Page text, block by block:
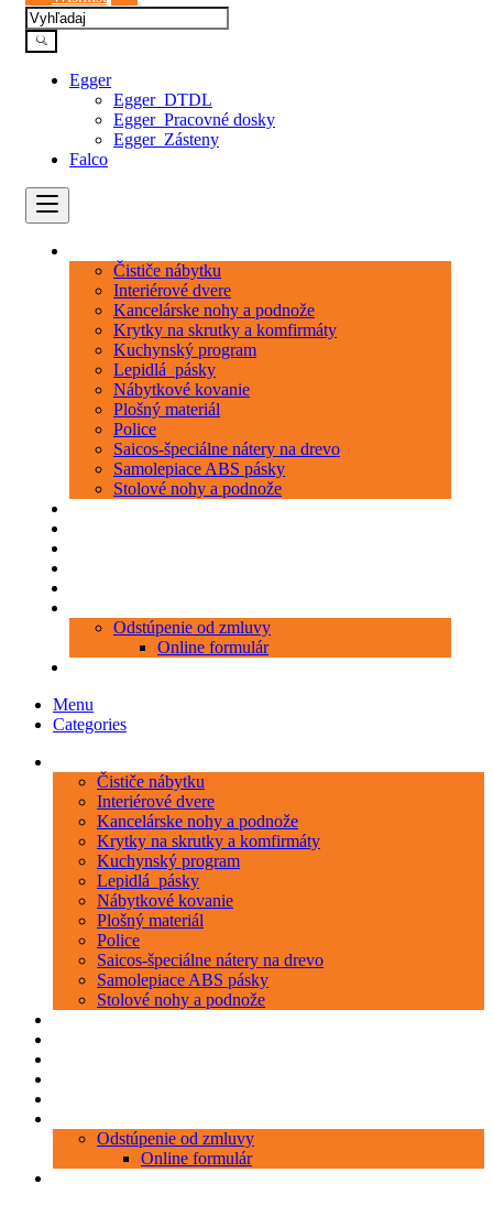
Egger
Egger_DTDL
Egger_Pracovné dosky
Egger_Zásteny
Falco
Čističe nábytku
Interiérové dvere
Kancelárske nohy a podnože
Krytky na skrutky a komfirmáty
Kuchynský program
Lepidlá_pásky
Nábytkové kovanie
Plošný materiál
Police
Saicos-špeciálne nátery na drevo
Samolepiace ABS pásky
Stolové nohy a podnože
Odstúpenie od zmluvy
Online formulár
Menu
Categories
Čističe nábytku
Interiérové dvere
Kancelárske nohy a podnože
Krytky na skrutky a komfirmáty
Kuchynský program
Lepidlá_pásky
Nábytkové kovanie
Plošný materiál
Police
Saicos-špeciálne nátery na drevo
Samolepiace ABS pásky
Stolové nohy a podnože
Odstúpenie od zmluvy
Online formulár